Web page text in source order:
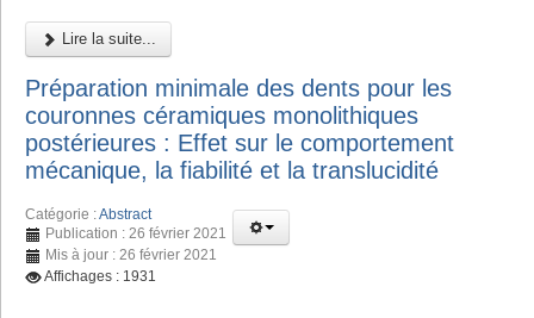
Lire la suite...
Préparation minimale des dents pour les
couronnes céramiques monolithiques
postérieures : Effet sur le comportement
mécanique, la fiabilité et la translucidité
Catégorie :Abstract
Publication : 26 février 2021
Mis à jour : 26 février 2021
Affichages : 1931